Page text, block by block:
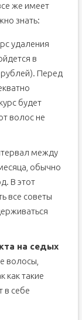
же имеет
знать:
удаления
в
Перед
будет
волос не
между
обычно
В этот
все советы
на седых
волосы,
как такие
в себе